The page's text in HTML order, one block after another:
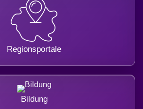
Regionsportale
Bildung